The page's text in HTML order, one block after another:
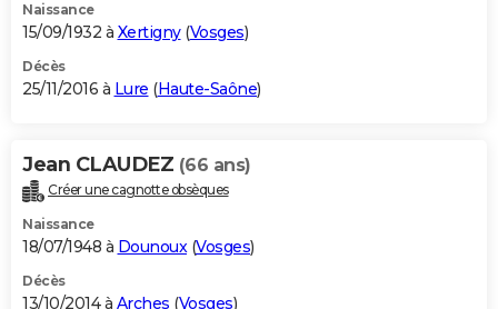
Naissance
15/09/1932 à Xertigny(Vosges)
Décès
25/11/2016 à Lure (Haute-Saône)
Jean CLAUDEZ (66 ans)
Créer une cagnotte obsèques
Naissance
18/07/1948 à Dounoux(Vosges)
Décès
13/10/2014 à Arches (Vosges)